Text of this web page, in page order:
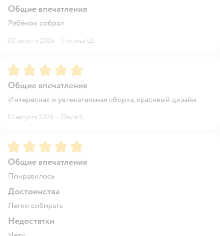
Общие впечатления
Ребёнок собрал
02 августа 2026 · Наталья Ш.
Рейтинг:5
Общие впечатления
Интересная и увлекательная сборка, красивый дизайн
01 августа 2026 · Ольга К.
Рейтинг:5
Общие впечатления
Понравилось
Достоинства
Легко собирать
Недостатки